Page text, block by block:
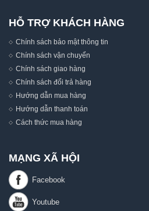
HỖ TRỢ KHÁCH HÀNG
Chính sách bảo mật thông tin
Chính sách vận chuyển
Chính sách giao hàng
Chính sách đổi trả hàng
Hướng dẫn mua hàng
Hướng dẫn thanh toán
Cách thức mua hàng
MẠNG XÃ HỘI